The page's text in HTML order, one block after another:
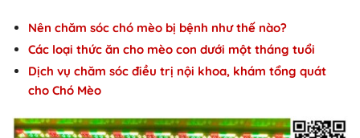
Nên chăm sóc chó mèo bị bệnh như thế nào?
Các loại thức ăn cho mèo con dưới một tháng tuổi
Dịch vụ chăm sóc điều trị nội khoa, khám tổng quát
cho Chó Mèo